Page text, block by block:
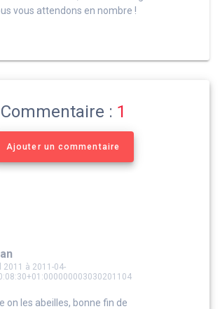
vous attendons en nombre !
Commentaire : 1
Ajouter un commentaire
2011 à 2011-04-
on les abeilles, bonne fin de